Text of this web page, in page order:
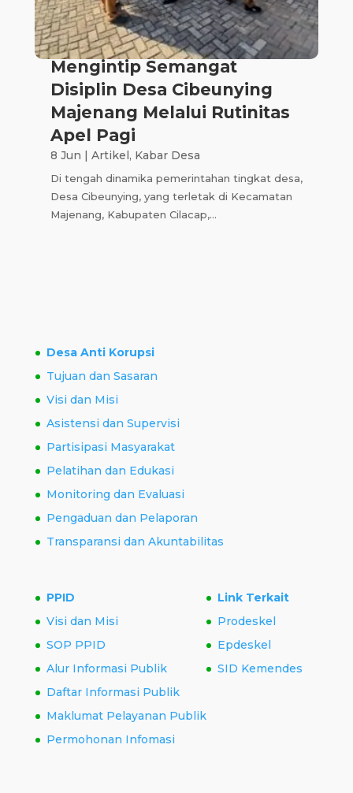
Mengintip Semangat
Disiplin Desa Cibeunying
Majenang Melalui Rutinitas
Apel Pagi
8 Jun | Artikel, Kabar Desa
Di tengah dinamika pemerintahan tingkat desa,
Desa Cibeunying, yang terletak di Kecamatan
Majenang, Kabupaten Cilacap,...
Desa Anti Korupsi
Tujuan dan Sasaran
Visi dan Misi
Asistensi dan Supervisi
Partisipasi Masyarakat
Pelatihan dan Edukasi
Monitoring dan Evaluasi
Pengaduan dan Pelaporan
Transparansi dan Akuntabilitas
PPID
Visi dan Misi
SOP PPID
Alur Informasi Publik
Daftar Informasi Publik
Maklumat Pelayanan Publik
Permohonan Infomasi
Link Terkait
Prodeskel
Epdeskel
SID Kemendes